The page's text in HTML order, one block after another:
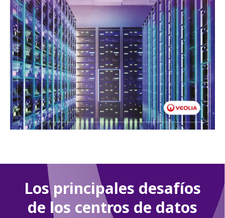
Los principales desafíos
de los centros de datos